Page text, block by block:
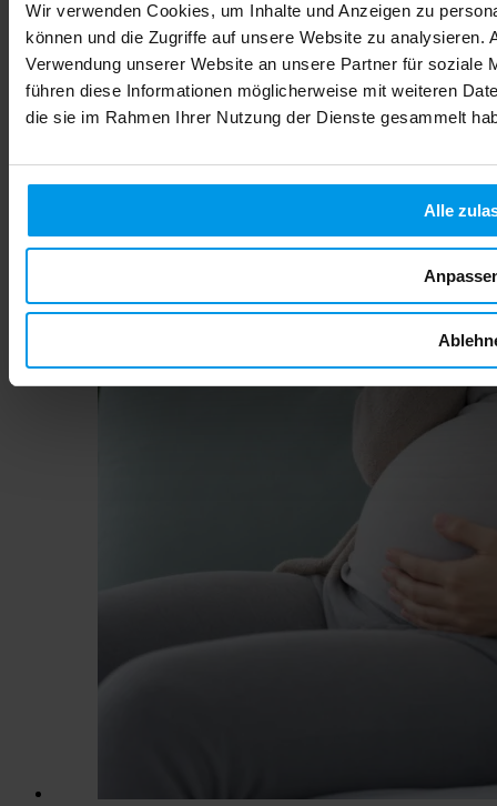
Wir verwenden Cookies, um Inhalte und Anzeigen zu
können und die Zugriffe auf unsere Website zu analysieren.
Verwendung unserer Website an unsere Partner für soziale
führen diese Informationen möglicherweise mit weiteren
die sie im Rahmen Ihrer Nutzung der Dienste gesammelt
Alle